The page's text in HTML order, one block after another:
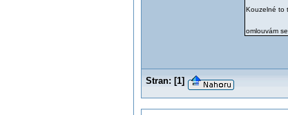
Kouzelné to
omlouvám
Stran: [1]